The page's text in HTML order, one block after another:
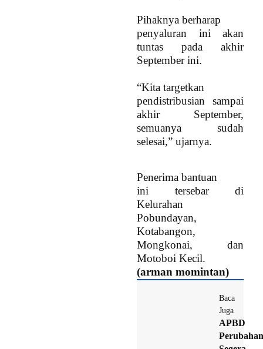
Pihaknya berharap
penyaluran ini akan
tuntas pada akhir
September ini.
“Kita targetkan
pendistribusian sampai
akhir September,
semuanya sudah
selesai,” ujarnya.
Penerima bantuan
ini tersebar di
Kelurahan
Pobundayan,
Kotabangon,
Mongkonai, dan
Motoboi Kecil.
(arman momintan)
Baca
Juga
APBD
Perubahan